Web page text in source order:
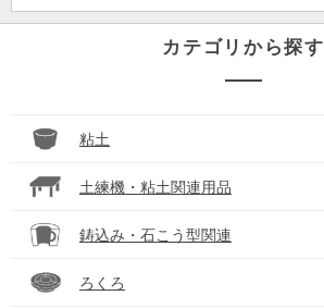
カテゴリから探す
粘土
土練機・粘土関連用品
鋳込み・石こう型関連
ろくろ